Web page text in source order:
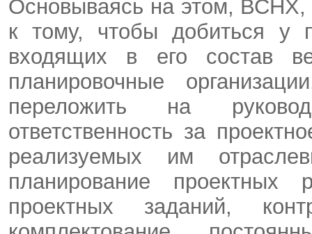
Основываясь на этом, ВСНХ,
к тому, чтобы добиться у
входящих в его состав
планировочные
переложить на
ответственность за
реализуемых им
планирование проектных
проектных заданий,